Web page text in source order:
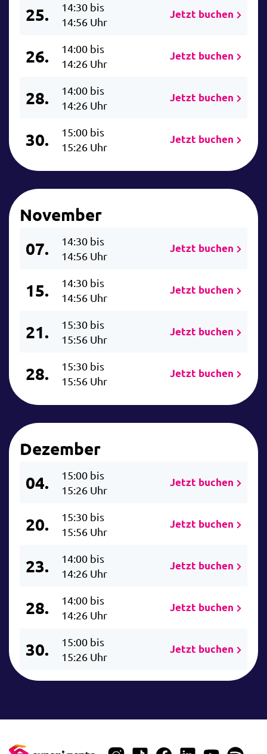
25.
14:30 bis
14:56 Uhr
Jetzt buchen
26.
14:00 bis
14:26 Uhr
Jetzt buchen
28.
14:00 bis
14:26 Uhr
Jetzt buchen
30.
15:00 bis
15:26 Uhr
Jetzt buchen
November
07.
14:30 bis
14:56 Uhr
Jetzt buchen
15.
14:30 bis
14:56 Uhr
Jetzt buchen
21.
15:30 bis
15:56 Uhr
Jetzt buchen
28.
15:30 bis
15:56 Uhr
Jetzt buchen
Dezember
04.
15:00 bis
15:26 Uhr
Jetzt buchen
20.
15:30 bis
15:56 Uhr
Jetzt buchen
23.
14:00 bis
14:26 Uhr
Jetzt buchen
28.
14:00 bis
14:26 Uhr
Jetzt buchen
30.
15:00 bis
15:26 Uhr
Jetzt buchen